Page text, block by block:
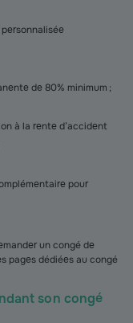
de 80% minimum ;
à la rente d’accident
pour
un congé de
pages dédiées au congé
son congé